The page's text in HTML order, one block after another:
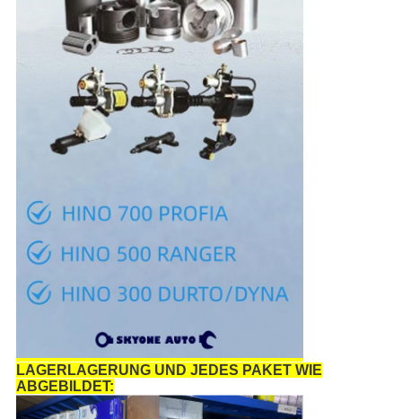
LAGERLAGERUNG UND JEDES PAKET WIE
ABGEBILDET: